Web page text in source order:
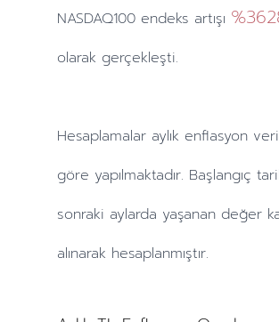
NASDAQ100 endeks artışı
olarak gerçekleşti.
Hesaplamalar aylık enflasyon
göre yapılmaktadır. Başlangıç
sonraki aylarda yaşanan değer
alınarak hesaplanmıştır.